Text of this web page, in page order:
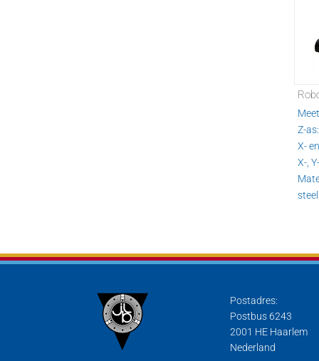
Z-
X-
X-,
steel
Postadres:
Postbus 6243
2001 HE Haarlem
Nederland